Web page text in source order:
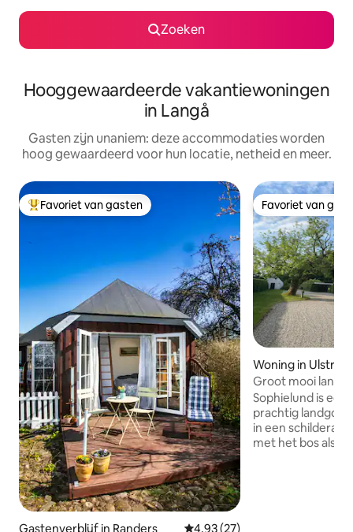
Zoeken
Hooggewaardeerde vakantiewoningen
in Langå
Gasten zijn unaniem: deze accommodaties worden
hoog gewaardeerd voor hun locatie, netheid en meer.
Topfavoriet van gasten
Favoriet van gasten
Gastenverblijf in Randers Gemiddelde beoordeling van
4,93 (27)
Favoriet van
Favoriet van
Woning in Ulstrup
Groot mooi
Sophielund is
prachtig
in een
met het bos als